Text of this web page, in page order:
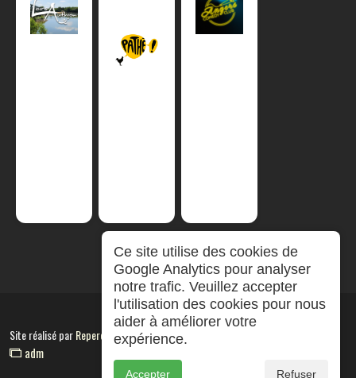
Site réalisé parRepereCom
adm
Ce site utilise des cookies de
Google Analytics pour analyser
notre trafic. Veuillez accepter
l'utilisation des cookies pour nous
aider à améliorer votre
expérience.
Accepter Refuser